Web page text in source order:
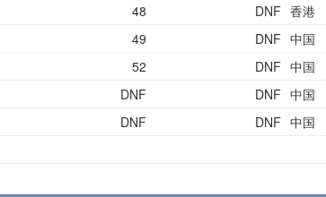
48 DNF 香港
49 DNF 中国
52 DNF 中国
DNF DNF 中国
DNF DNF 中国